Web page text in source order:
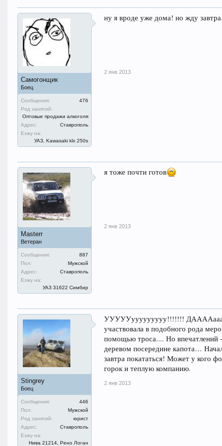
Самогонщик
Боец
Сообщения:
476
Род занятий:
Оптовые продажи алкоголя
Адрес:
Ставрополь
Езжу на:
УАЗ, Kawasaki klx 250s
ну я вроде уже дома! но жду
2 янв 2013
Masterr
Ветеран
Сообщения:
887
Пол:
Мужской
Адрес:
Ставрополь
Езжу на:
УАЗ 31622 Симбир
я тоже почти готов
2 янв 2013
Stingrey
Боец
Сообщения:
446
Пол:
Мужской
Род занятий:
юрист
Адрес:
Ставрополь
Езжу на:
Нива 21214, Рено Логан
УУУУУууууууууу!!!!!!!
участвовала в подобного рода
помощью троса.... Но впечатлений
деревом посередине капота…
завтра покататься! Может у кого
горок и теплую компанию.
2 янв 2013